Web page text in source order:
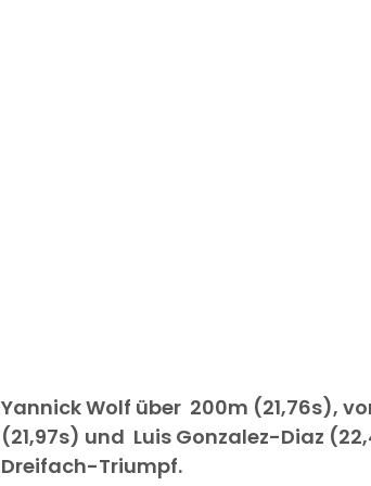
Yannick Wolf über  200m (21,76s),
(21,97s) und  Luis Gonzalez-Diaz
Dreifach-Triumpf.